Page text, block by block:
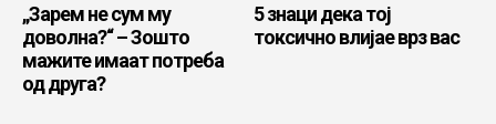
„Зарем не сум му
доволна?“ – Зошто
мажите имаат потреба
од друга?
5 знаци дека тој
токсично влијае врз вас